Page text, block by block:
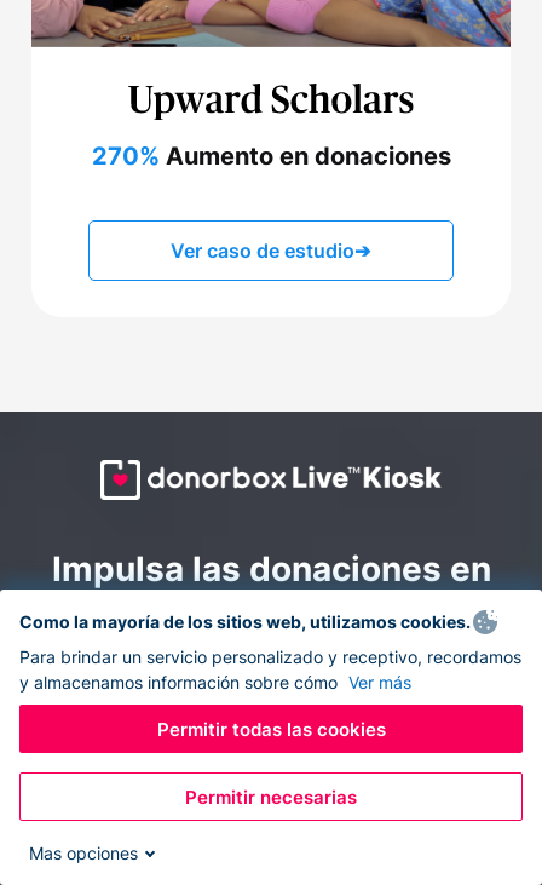
270% Aumento en donaciones
Ver caso de estudio➔
Impulsa las donaciones en
todas partes: combina la
recaudación de fondos en
línea y en el sitio con
Donorbox Live Kiosk.
Convierte tu tableta en un quiosco de donaciones y
recolecta donaciones sin efectivo durante eventos, en
Como la mayoría de los sitios web, utilizamos cookies.
Para brindar un servicio personalizado y receptivo, recordamos
y almacenamos información sobre cómo Ver más
Permitir todas las cookies
Permitir necesarias
Mas opciones